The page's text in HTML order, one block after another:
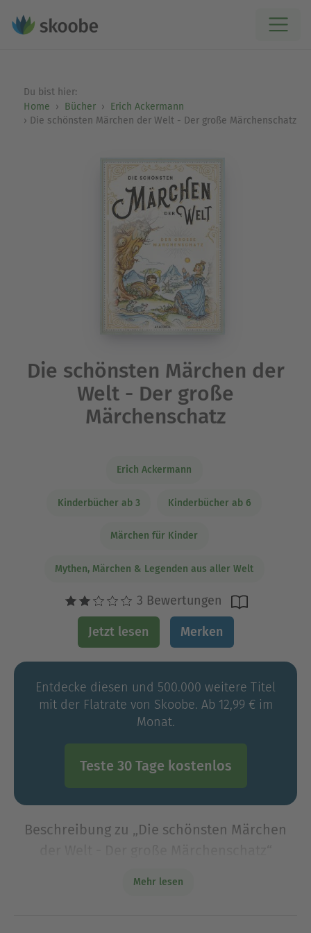
Du bist hier:
Home
Bücher
Erich Ackermann
Die schönsten Märchen der Welt - Der große Märchenschatz
Die schönsten Märchen der
Welt - Der große
Märchenschatz
Erich Ackermann
Kinderbücher ab 3 Kinderbücher ab 6
Märchen für Kinder
Mythen, Märchen & Legenden aus aller Welt
3 Bewertungen
Jetzt lesen Merken
Entdecke diesen und 500.000 weitere Titel
mit der Flatrate von Skoobe. Ab 12,99 € im
Monat.
Teste 30 Tage kostenlos
Beschreibung zu „Die schönsten Märchen
Keine zweite literarische Gattung hat über die
Mehr lesen